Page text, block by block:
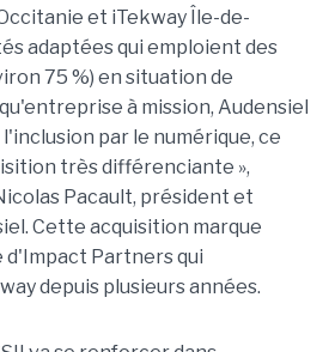
et iTekway Île-de-
adaptées qui emploient des
75 %) en situation de
à mission, Audensiel
par le numérique, ce
très différenciante »,
Pacault, président et
Cette acquisition marque
Partners qui
depuis plusieurs années.